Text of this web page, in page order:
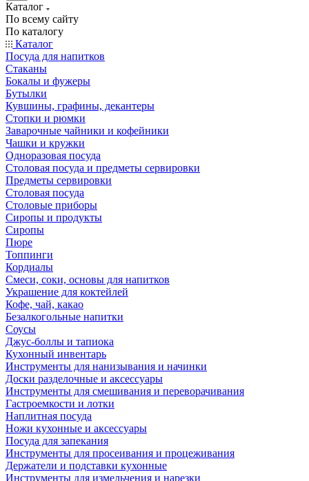
Каталог
По всему сайту
По каталогу
Каталог
Посуда для напитков
Стаканы
Бокалы и фужеры
Бутылки
Кувшины, графины, декантеры
Стопки и рюмки
Заварочные чайники и кофейники
Чашки и кружки
Одноразовая посуда
Столовая посуда и предметы сервировки
Предметы сервировки
Столовая посуда
Столовые приборы
Сиропы и продукты
Сиропы
Пюре
Топпинги
Кордиалы
Смеси, соки, основы для напитков
Украшение для коктейлей
Кофе, чай, какао
Безалкогольные напитки
Соусы
Джус-боллы и тапиока
Кухонный инвентарь
Инструменты для нанизывания и начинки
Доски разделочные и аксессуары
Инструменты для смешивания и переворачивания
Гастроемкости и лотки
Наплитная посуда
Ножи кухонные и аксессуары
Посуда для запекания
Инструменты для просеивания и процеживания
Держатели и подставки кухонные
Инструменты для измельчения и нарезки